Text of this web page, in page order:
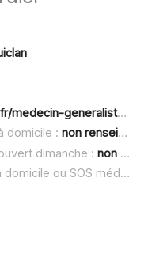
guiclan/tiphaine-gardier
domicile : non renseigné
dimanche : non renseigné
Docteur Tiphaine Gardier urgence à domicile ou SOS médecin :